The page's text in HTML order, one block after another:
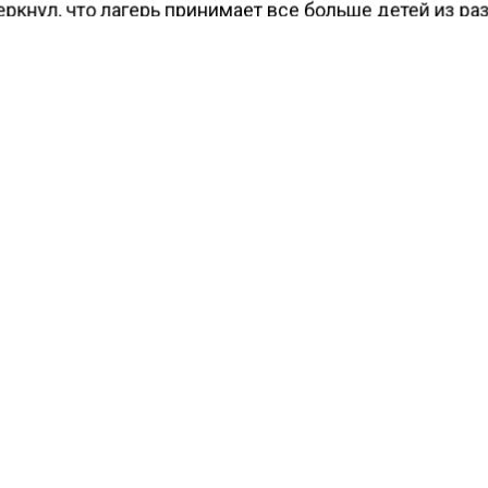
что лагерь принимает все больше детей из